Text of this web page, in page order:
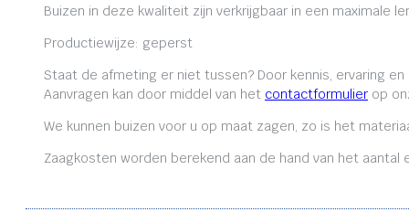
Buizen in deze kwaliteit zijn verkrijgbaar in een maximale
Productiewijze: geperst
Staat de afmeting er niet tussen? Door kennis, ervaring
Aanvragen kan door middel van het contactformulier op
We kunnen buizen voor u op maat zagen, zo is het
Zaagkosten worden berekend aan de hand van het